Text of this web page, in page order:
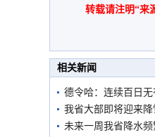
转载请注明“来
相关新闻
德令哈：连续百日
我省大部即将迎来
未来一周我省降水